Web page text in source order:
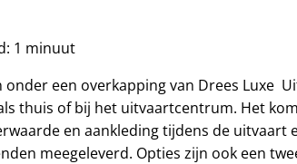
1 minuut
een overkapping van Drees Luxe
thuis of bij het uitvaartcentrum. Het
en aankleding tijdens de uitvaart
meegeleverd. Opties zijn ook een